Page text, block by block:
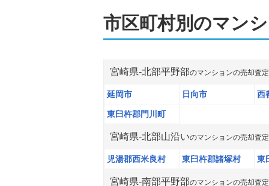
市区町村別のマン
宮崎県-北部平野部のマンションの売却査
延岡市 日向市 西
東臼杵郡門川町
宮崎県-北部山沿いのマンションの売却査
児湯郡西米良村 東臼杵郡諸塚村 東
宮崎県-南部平野部のマンションの売却査